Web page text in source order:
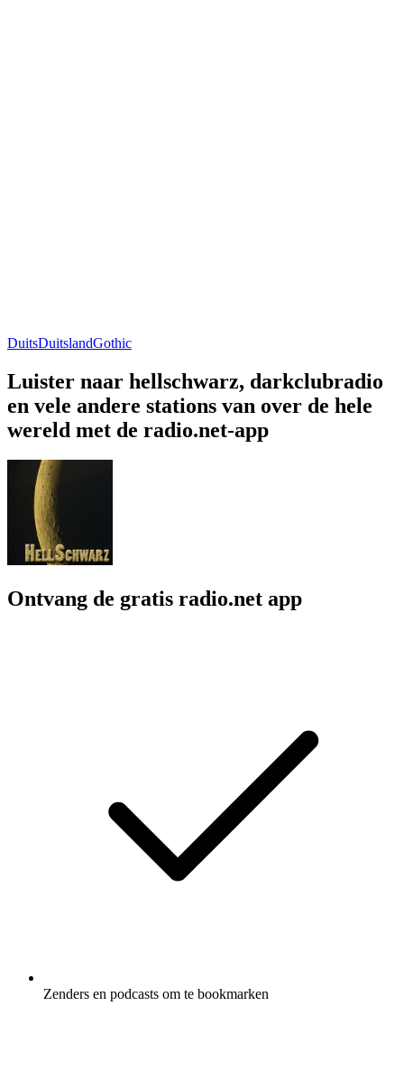
DuitsDuitslandGothic
Luister naar hellschwarz, darkclubradio
en vele andere stations van over de hele
wereld met de radio.net-app
Ontvang de gratis radio.net app
Zenders en podcasts om te bookmarken